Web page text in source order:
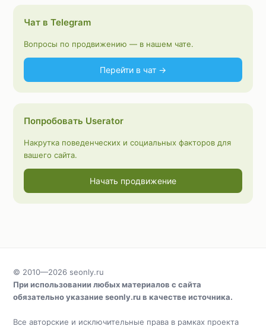
Чат в Telegram
Вопросы по продвижению — в нашем чате.
Перейти в чат →
Попробовать Userator
Накрутка поведенческих и социальных факторов для
вашего сайта.
Начать продвижение
© 2010—2026 seonly.ru
При использовании любых материалов с сайта
обязательно указаниеseonly.ruв качестве источника.
Все авторские и исключительные права в рамках проекта